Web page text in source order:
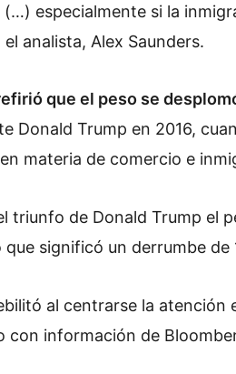
especialmente si la
analista, Alex Saunders.
que el peso se
Donald Trump en 2016,
materia de comercio e
triunfo de Donald Trump el
significó un derrumbe de
al centrarse la atención
con información de